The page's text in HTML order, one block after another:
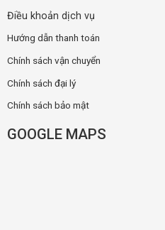
Điều khoản dịch vụ
Hướng dẫn thanh toán
Chính sách vận chuyển
Chính sách đại lý
Chính sách bảo mật
GOOGLE MAPS